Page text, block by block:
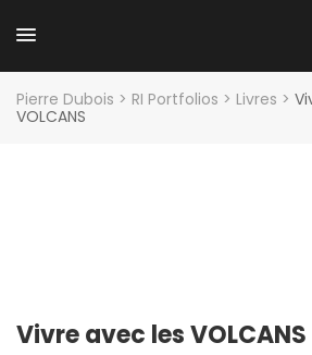
Pierre Dubois > RI Portfolios > Livres >
VOLCANS
Vivre avec les VOLCANS